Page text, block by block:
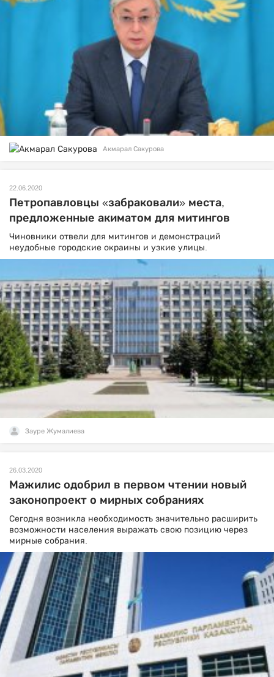
Акмарал Сакурова
22.06.2020
Петропавловцы «забраковали» места,
предложенные акиматом для митингов
Чиновники отвели для митингов и демонстраций
неудобные городские окраины и узкие улицы.
Зауре Жумалиева
26.03.2020
Мажилис одобрил в первом чтении новый
законопроект о мирных собраниях
Сегодня возникла необходимость значительно расширить
возможности населения выражать свою позицию через
мирные собрания.